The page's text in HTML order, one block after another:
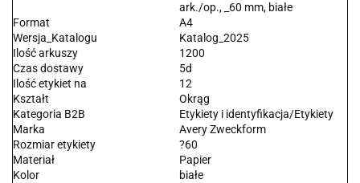
ark./op., _60 mm, białe
Format
A4
Wersja_Katalogu
Katalog_2025
Ilość arkuszy
1200
Czas dostawy
5d
Ilość etykiet na
12
Kształt
Okrąg
Kategoria B2B
Etykiety i identyfikacja/Etykiety
Marka
Avery Zweckform
Rozmiar etykiety
?60
Materiał
Papier
Kolor
białe